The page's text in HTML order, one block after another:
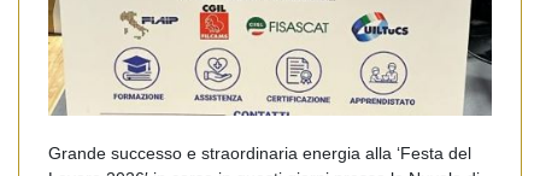
Grande successo e straordinaria energia alla ‘Festa del